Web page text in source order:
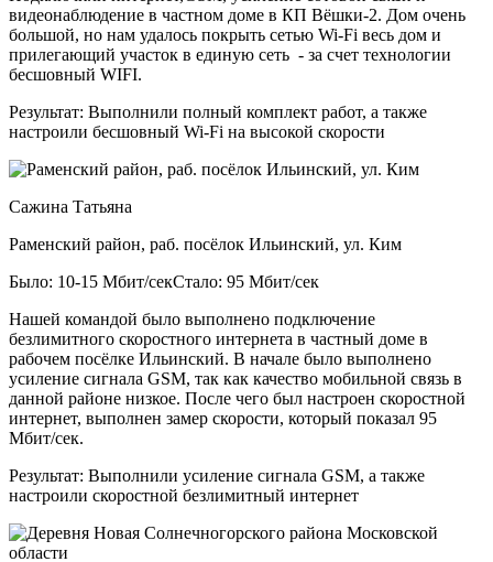
видеонаблюдение в частном доме в КП Вёшки-2. Дом очень
большой, но нам удалось покрыть сетью Wi-Fi весь дом и
прилегающий участок в единую сеть - за счет технологии
бесшовный WIFI.
Результат: Выполнили полный комплект работ, а также
настроили бесшовный Wi-Fi на высокой скорости
Сажина Татьяна
Раменский район, раб. посёлок Ильинский, ул. Ким
Было: 10-15 Мбит/секСтало: 95 Мбит/сек
Нашей командой было выполнено подключение
безлимитного скоростного интернета в частный доме в
рабочем посёлке Ильинский. В начале было выполнено
усиление сигнала GSM, так как качество мобильной связь в
данной районе низкое. После чего был настроен скоростной
интернет, выполнен замер скорости, который показал 95
Мбит/сек.
Результат: Выполнили усиление сигнала GSM, а также
настроили скоростной безлимитный интернет